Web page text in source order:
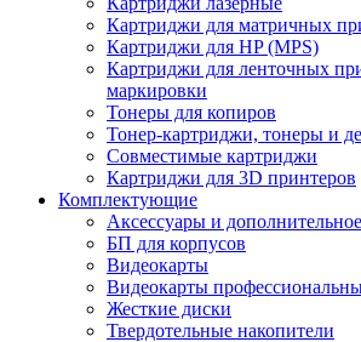
Картриджи для матричных
Картриджи для HP (MPS)
Картриджи для ленточных
маркировки
Тонеры для копиров
Тонер-картриджи, тонеры и
Совместимые картриджи
Картриджи для 3D принтеров
Комплектующие
Аксессуары и
БП для корпусов
Видеокарты
Видеокарты
Жесткие диски
Твердотельные накопители